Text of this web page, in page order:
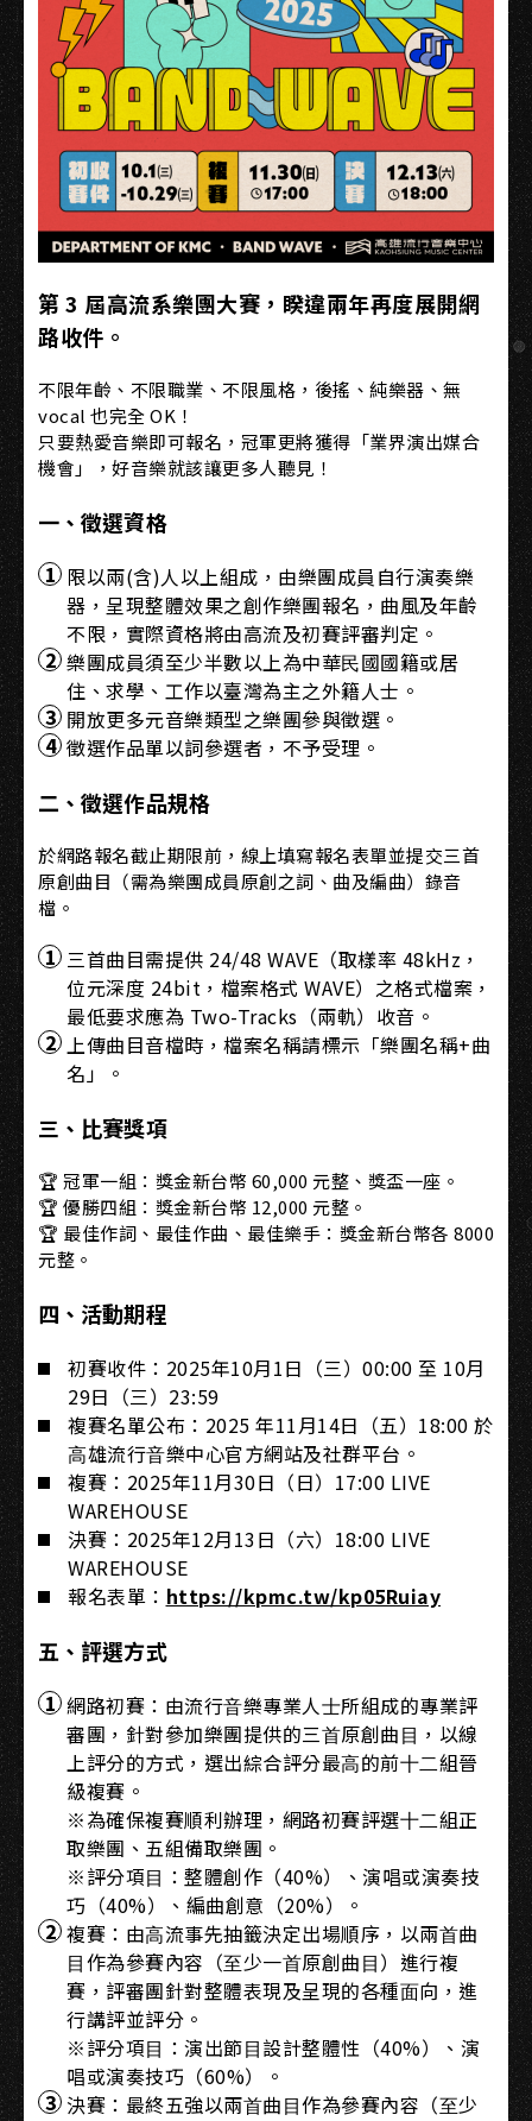
第 3 屆高流系樂團大賽，睽違兩年再度展開網
路收件。
不限年齡、不限職業、不限風格，後搖、純樂器、無
vocal 也完全 OK！
只要熱愛音樂即可報名，冠軍更將獲得「業界演出媒合
機會」，好音樂就該讓更多人聽見！
一、徵選資格
限以兩(含)人以上組成，由樂團成員自行演奏樂
器，呈現整體效果之創作樂團報名，曲風及年齡
不限，實際資格將由高流及初賽評審判定。
樂團成員須至少半數以上為中華⺠國國籍或居
住、求學、工作以臺灣為主之外籍人士。
開放更多元音樂類型之樂團參與徵選。
徵選作品單以詞參選者，不予受理。
二、徵選作品規格
於網路報名截止期限前，線上填寫報名表單並提交三首
原創曲目（需為樂團成員原創之詞、曲及編曲）錄音
檔。
三首曲目需提供 24/48 WAVE（取樣率 48kHz，
位元深度 24bit，檔案格式 WAVE）之格式檔案，
最低要求應為 Two-Tracks（兩軌）收音。
上傳曲目音檔時，檔案名稱請標示「樂團名稱+曲
名」。
三、比賽獎項
🏆 冠軍一組：獎金新台幣 60,000 元整、獎盃一座。
🏆 優勝四組：獎金新台幣 12,000 元整。
🏆 最佳作詞、最佳作曲、最佳樂手：獎金新台幣各 8000
元整。
四、活動期程
初賽收件：2025年10月1日（三）00:00 至 10月
29日（三）23:59
複賽名單公布：2025 年11月14日（五）18:00 於
⾼雄流⾏⾳樂中⼼官⽅網站及社群平台。
複賽：2025年11月30日（日）17:00 LIVE
WAREHOUSE
決賽：2025年12月13日（六）18:00 LIVE
WAREHOUSE
報名表單： https://kpmc.tw/kp05Ruiay
五、評選⽅式
網路初賽：由流⾏⾳樂專業⼈⼠所組成的專業評
審團，針對參加樂團提供的三⾸原創曲⽬，以線
上評分的⽅式，選出綜合評分最⾼的前⼗⼆組晉
級複賽。
※為確保複賽順利辦理，網路初賽評選⼗⼆組正
取樂團、五組備取樂團。
※評分項⽬：整體創作（40%）、演唱或演奏技
巧（40%）、編曲創意（20%）。
複賽：由⾼流事先抽籤決定出場順序，以兩⾸曲
⽬作為參賽內容（⾄少⼀⾸原創曲⽬）進⾏複
賽，評審團針對整體表現及呈現的各種⾯向，進
⾏講評並評分。
※評分項⽬：演出節⽬設計整體性（40%）、演
唱或演奏技巧（60%）。
決賽：最終五強以兩⾸曲⽬作為參賽內容（⾄少